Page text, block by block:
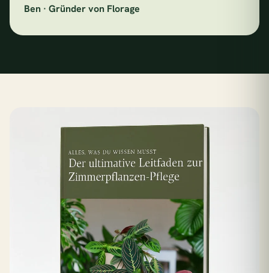
Ben · Gründer von Florage